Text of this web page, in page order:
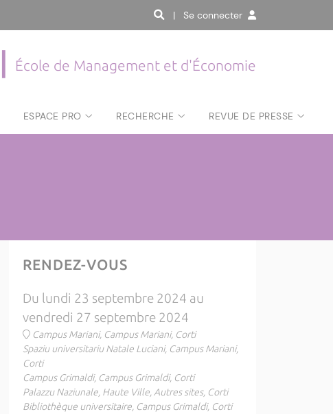
| Se connecter
École de Management et d'Économie
ESPACE PRO RECHERCHE REVUE DE PRESSE
RENDEZ-VOUS
Du lundi 23 septembre 2024 au
vendredi 27 septembre 2024
Campus Mariani, Campus Mariani, Corti
Spaziu universitariu Natale Luciani, Campus Mariani,
Corti
Campus Grimaldi, Campus Grimaldi, Corti
Palazzu Naziunale, Haute Ville, Autres sites, Corti
Bibliothèque universitaire, Campus Grimaldi, Corti